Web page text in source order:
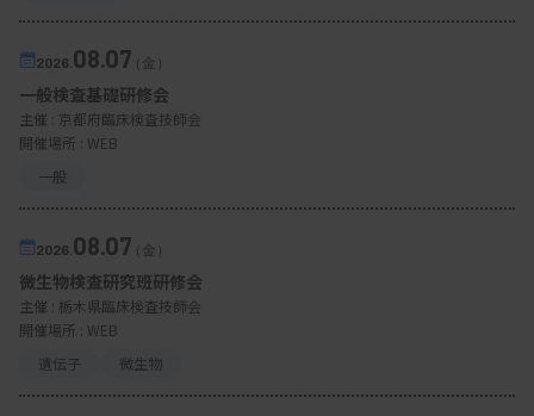
2026. 08.07（金）
一般検査基礎研修会
主催 : 京都府臨床検査技師会
開催場所 : WEB
一般
2026. 08.07（金）
微生物検査研究班研修会
主催 : 栃木県臨床検査技師会
開催場所 : WEB
遺伝子
微生物